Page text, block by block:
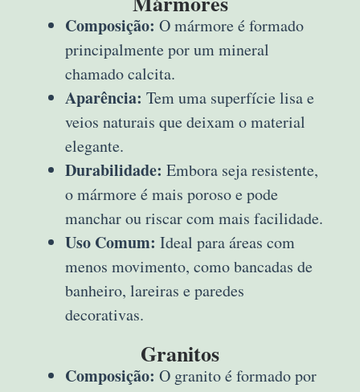
Composição: O mármore é formado
principalmente por um mineral
chamado calcita.
Aparência: Tem uma superfície lisa e
veios naturais que deixam o material
elegante.
Durabilidade: Embora seja resistente,
o mármore é mais poroso e pode
manchar ou riscar com mais facilidade.
Uso Comum: Ideal para áreas com
menos movimento, como bancadas de
banheiro, lareiras e paredes
decorativas.
Granitos
Composição: O granito é formado por